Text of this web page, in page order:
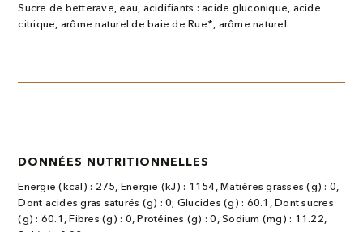
Sucre de betterave, eau, acidifiants : acide gluconique, acide
citrique, arôme naturel de baie de Rue*, arôme naturel.
DONNÉES NUTRITIONNELLES
Energie (kcal) : 275, Energie (kJ) : 1154, Matières grasses (g) : 0,
Dont acides gras saturés (g) : 0; Glucides (g) : 60.1, Dont sucres
(g) : 60.1, Fibres (g) : 0, Protéines (g) : 0, Sodium (mg) : 11.22,